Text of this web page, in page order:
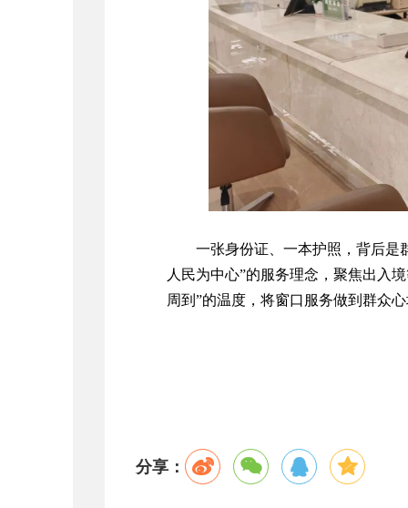
一张身份证、一本护照，背后是
人民为中心”的服务理念，聚焦出入
周到”的温度，将窗口服务做到群众
分享：